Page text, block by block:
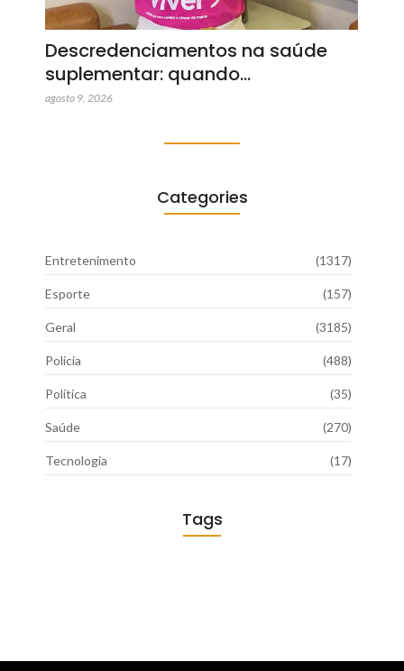
Descredenciamentos na saúde
suplementar: quando…
agosto 9, 2026
Categories
Entretenimento (1317)
Esporte (157)
Geral (3185)
Polícia (488)
Política (35)
Saúde (270)
Tecnologia (17)
Tags